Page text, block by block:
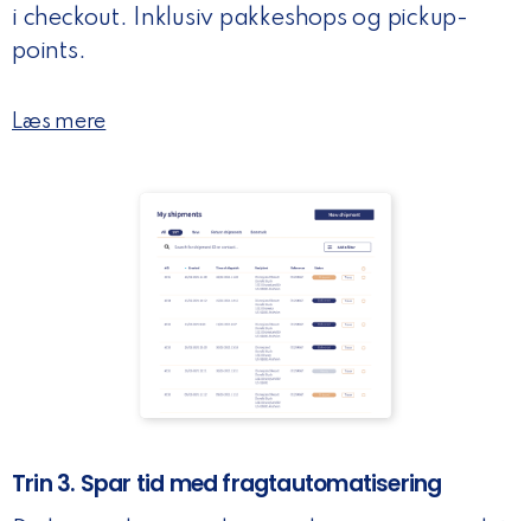
i checkout. Inklusiv pakkeshops og pickup-
points.
Læs mere
Trin 3. Spar tid med fragtautomatisering